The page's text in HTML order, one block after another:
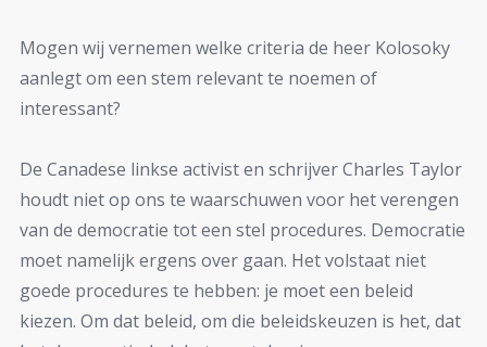
Mogen wij vernemen welke criteria de heer Kolosoky
aanlegt om een stem relevant te noemen of
interessant?
De Canadese linkse activist en schrijver Charles Taylor
houdt niet op ons te waarschuwen voor het verengen
van de democratie tot een stel procedures. Democratie
moet namelijk ergens over gaan. Het volstaat niet
goede procedures te hebben: je moet een beleid
kiezen. Om dat beleid, om die beleidskeuzen is het, dat